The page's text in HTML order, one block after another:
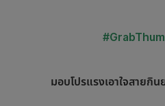
มอบโปรแรงเอาใจสายกิ